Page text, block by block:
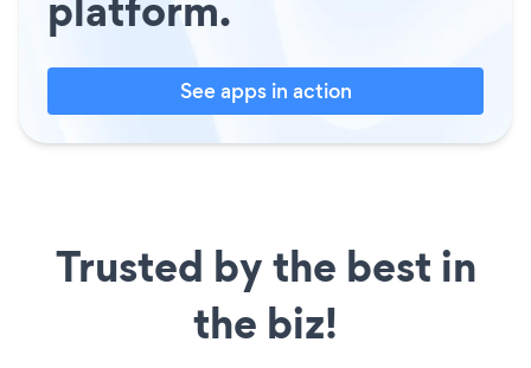
See apps in action
Trusted by the best in
the biz!